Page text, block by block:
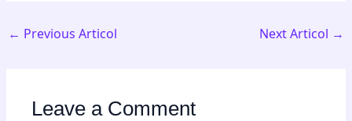
← Previous Articol Next Articol →
Leave a Comment